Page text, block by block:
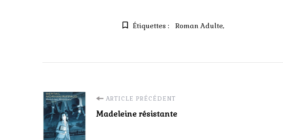
Étiquettes : Roman Adulte
Navigation
d'article
ARTICLE PRÉCÉDENT
Madeleine résistante